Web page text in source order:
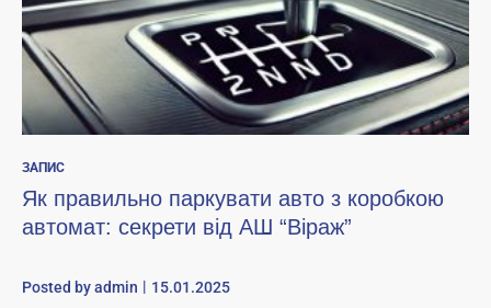
ЗАПИС
Як правильно паркувати авто з коробкою
автомат: секрети від АШ “Віраж”
Posted byadmin 15.01.2025